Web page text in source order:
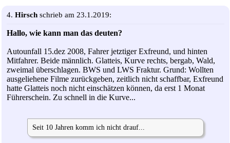
4. Hirsch schrieb am 23.1.2019:
Hallo, wie kann man das deuten?
Autounfall 15.dez 2008, Fahrer jetztiger Exfreund, und hinten
Mitfahrer. Beide männlich. Glatteis, Kurve rechts, bergab, Wald,
zweimal überschlagen. BWS und LWS Fraktur. Grund: Wollten
ausgeliehene Filme zurückgeben, zeitlich nicht schaffbar, Exfreund
hatte Glatteis noch nicht einschätzen können, da erst 1 Monat
Führerschein. Zu schnell in die Kurve...
Seit 10 Jahren komm ich nicht drauf...